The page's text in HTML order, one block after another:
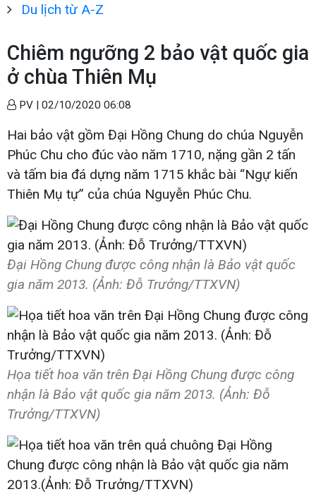
Du lịch từ A-Z
Chiêm ngưỡng 2 bảo vật quốc gia
ở chùa Thiên Mụ
PV | 02/10/2020 06:08
Hai bảo vật gồm Đại Hồng Chung do chúa Nguyễn
Phúc Chu cho đúc vào năm 1710, nặng gần 2 tấn
và tấm bia đá dựng năm 1715 khắc bài “Ngự kiến
Thiên Mụ tự” của chúa Nguyễn Phúc Chu.
Đại Hồng Chung được công nhận là Bảo vật quốc
gia năm 2013. (Ảnh: Đỗ Trưởng/TTXVN)
Họa tiết hoa văn trên Đại Hồng Chung được công
nhận là Bảo vật quốc gia năm 2013. (Ảnh: Đỗ
Trưởng/TTXVN)